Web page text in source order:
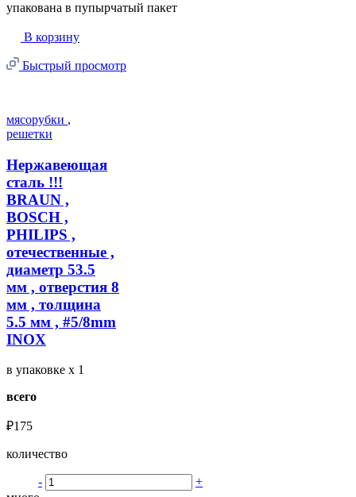
упакована в пупырчатый пакет
В корзину
Быстрый просмотр
мясорубки ,
решетки
Нержавеющая
сталь !!!
BRAUN ,
BOSCH ,
PHILIPS ,
отечественные ,
диаметр 53.5
мм , отверстия 8
мм , толщина
5.5 мм , #5/8mm
INOX
в упаковке x 1
всего
₽175
количество
-
+